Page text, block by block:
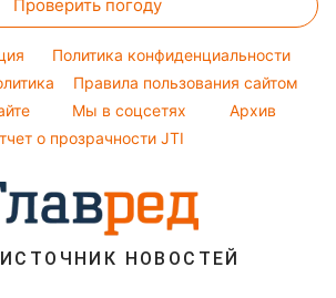
Проверить погоду
Политика конфиденциальности
Правила пользования сайтом
Мы в соцсетях
Архив
о прозрачности JTI
НОВОСТЕЙ